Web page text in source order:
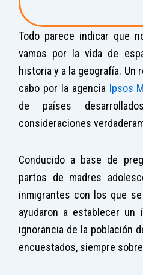
Todo parece indicar que
vamos por la vida de
historia y a la geografía. Un
cabo por la agenciaIpsos
de países
consideraciones
Conducido a base de
partos de madres
inmigrantes con los que
ayudaron a establecer
ignorancia de la población
encuestados, siempre